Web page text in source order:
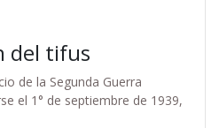
del tifus
de la Segunda Guerra
el 1° de septiembre de 1939,